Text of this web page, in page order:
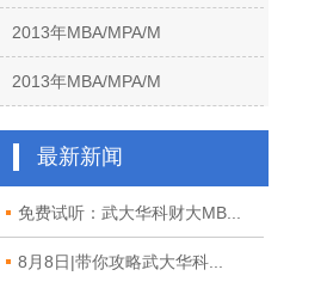
2013年MBA/MPA/M
2013年MBA/MPA/M
最新新闻
免费试听：武大华科财大MB...
8月8日|带你攻略武大华科...